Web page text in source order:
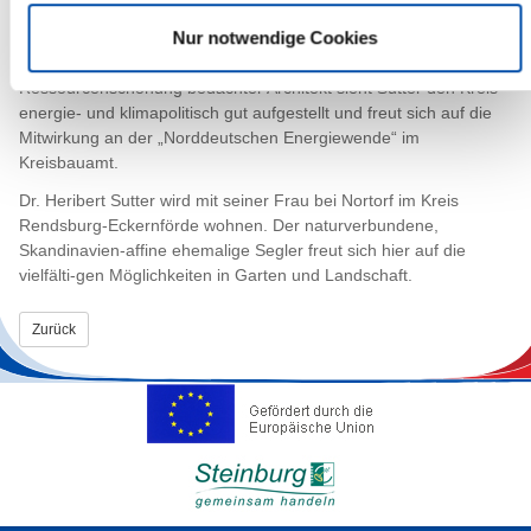
Nur notwendige Cookies
sind für mich Motivation und Antrieb von Thüringen nach
Steinburg zu wechseln“, betont der künftige Bauamtsleiter. Als
Ressourcenschonung bedachter Architekt sieht Sutter den Kreis
energie- und klimapolitisch gut aufgestellt und freut sich auf die
Mitwirkung an der „Norddeutschen Energiewende“ im
Kreisbauamt.
Dr. Heribert Sutter wird mit seiner Frau bei Nortorf im Kreis
Rendsburg-Eckernförde wohnen. Der naturverbundene,
Skandinavien-affine ehemalige Segler freut sich hier auf die
vielfälti-gen Möglichkeiten in Garten und Landschaft.
Zurück